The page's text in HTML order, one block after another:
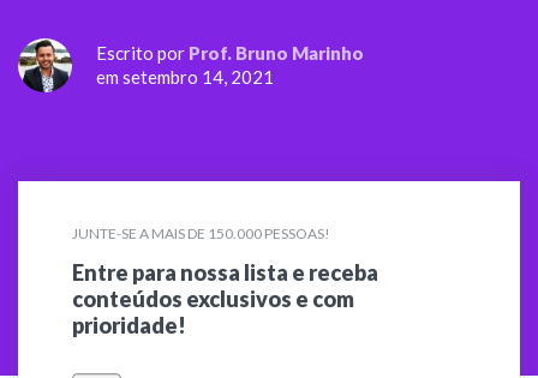
Escrito por Prof. Bruno Marinho
em setembro 14, 2021
JUNTE-SE A MAIS DE 150.000 PESSOAS!
Entre para nossa lista e receba
conteúdos exclusivos e com
prioridade!